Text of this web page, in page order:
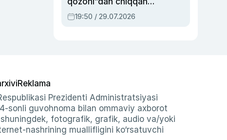
qahramon — Ukraina
armiyasi bosh
19:50 / 29.07.2026
Reklama
Prezidenti Administratsiyasi
sonli guvohnoma bilan ommaviy axborot
fotografik, grafik, audio va/yoki
nashrining muallifligini ko‘rsatuvchi